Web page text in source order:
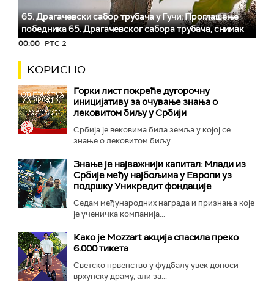
65. Драгачевски сабор трубача у Гучи: Проглашење
победника 65. Драгачевског сабора трубача, снимак
00:00 РТС 2
КОРИСНО
Горки лист покреће дугорочну
иницијативу за очување знања о
лековитом биљу у Србији
Србија је вековима била земља у којој се
знање о лековитом биљу...
Знање је најважнији капитал: Млади из
Србије међу најбољима у Европи уз
подршку Уникредит фондације
Седам међународних награда и признања које
је ученичка компанија...
Како је Mozzart акција спасила преко
6.000 тикета
Светско првенство у фудбалу увек доноси
врхунску драму, али за...